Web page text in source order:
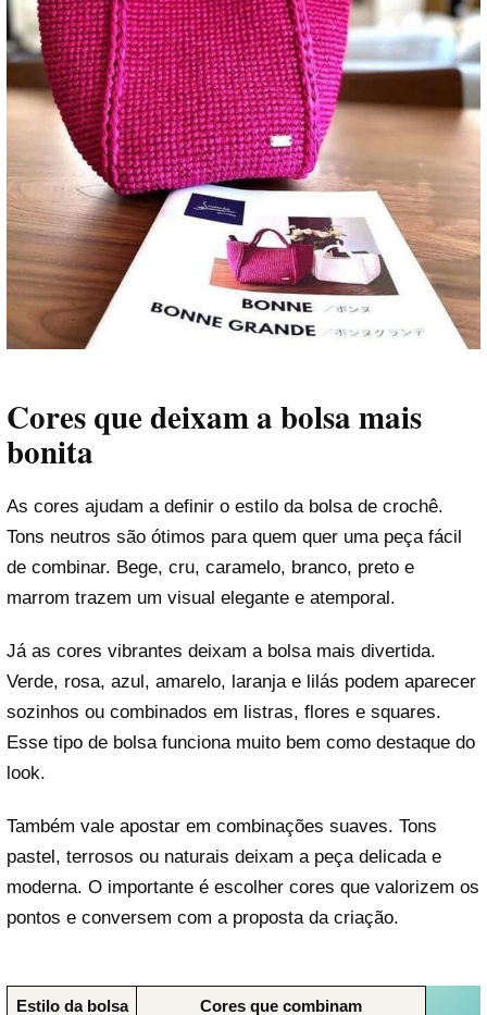
Cores que deixam a bolsa mais
bonita
As cores ajudam a definir o estilo da bolsa de crochê.
Tons neutros são ótimos para quem quer uma peça fácil
de combinar. Bege, cru, caramelo, branco, preto e
marrom trazem um visual elegante e atemporal.
Já as cores vibrantes deixam a bolsa mais divertida.
Verde, rosa, azul, amarelo, laranja e lilás podem aparecer
sozinhos ou combinados em listras, flores e squares.
Esse tipo de bolsa funciona muito bem como destaque do
look.
Também vale apostar em combinações suaves. Tons
pastel, terrosos ou naturais deixam a peça delicada e
moderna. O importante é escolher cores que valorizem os
pontos e conversem com a proposta da criação.
Estilo da bolsa Cores que combinam